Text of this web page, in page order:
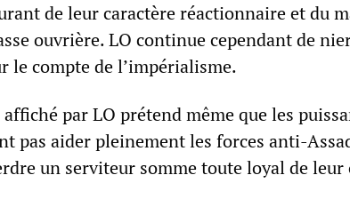
de leur caractère réactionnaire et du
ouvrière. LO continue cependant de
le compte de l’impérialisme.
affiché par LO prétend même que les
pas aider pleinement les forces anti-
un serviteur somme toute loyal de leur